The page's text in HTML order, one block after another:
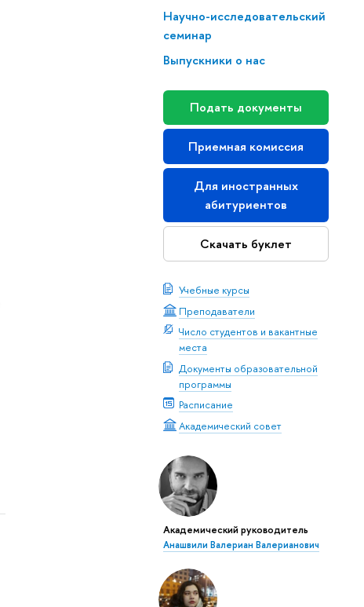
На­уч­но-ис­сле­до­ва­тель­ский
семинар
Выпускники о нас
Подать документы
Приемная комиссия
Для иностранных
абитуриентов
Скачать буклет
Учебные курсы
Преподаватели
Число студентов и вакантные
места
Документы образовательной
программы
Расписание
Академический совет
Академический руководитель
Анашвили Валериан Валерианович